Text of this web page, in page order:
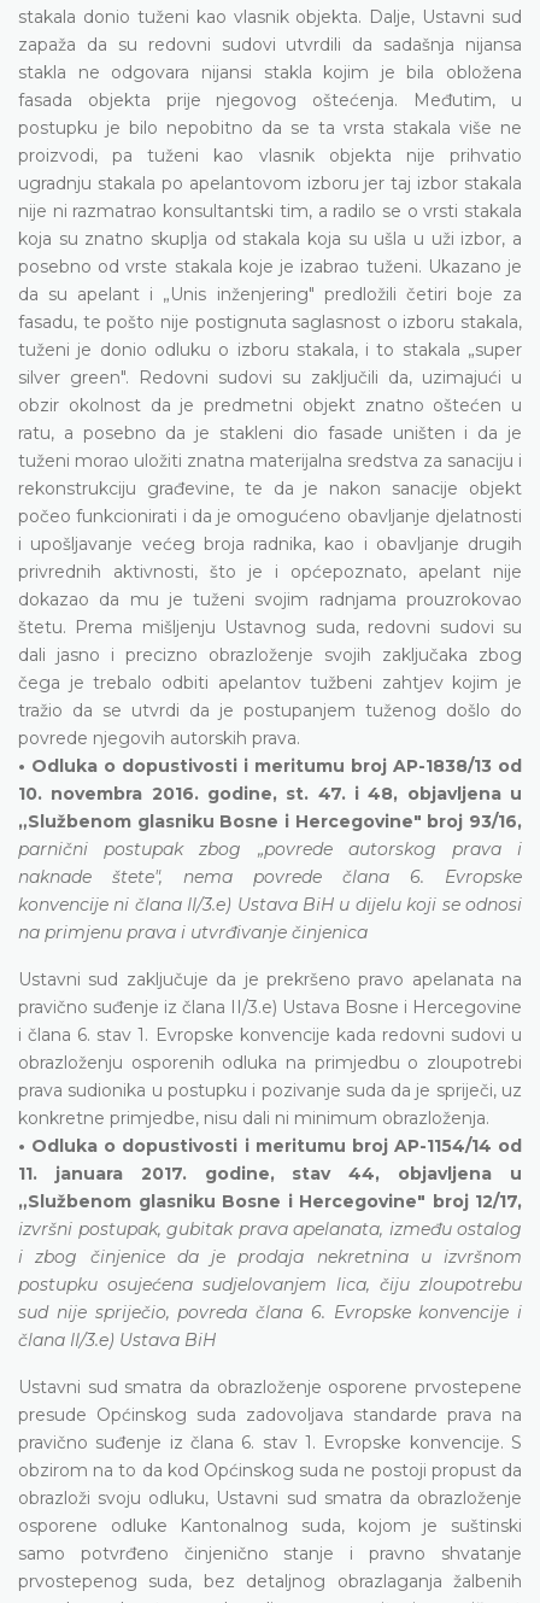
stakala donio tuženi kao vlasnik objekta. Dalje, Ustavni sud
zapaža da su redovni sudovi utvrdili da sadašnja nijansa
stakla ne odgovara nijansi stakla kojim je bila obložena
fasada objekta prije njegovog oštećenja. Međutim, u
postupku je bilo nepobitno da se ta vrsta stakala više ne
proizvodi, pa tuženi kao vlasnik objekta nije prihvatio
ugradnju stakala po apelantovom izboru jer taj izbor stakala
nije ni razmatrao konsultantski tim, a radilo se o vrsti stakala
koja su znatno skuplja od stakala koja su ušla u uži izbor, a
posebno od vrste stakala koje je izabrao tuženi. Ukazano je
da su apelant i „Unis inženjering" predložili četiri boje za
fasadu, te pošto nije postignuta saglasnost o izboru stakala,
tuženi je donio odluku o izboru stakala, i to stakala „super
silver green". Redovni sudovi su zaključili da, uzimajući u
obzir okolnost da je predmetni objekt znatno oštećen u
ratu, a posebno da je stakleni dio fasade uništen i da je
tuženi morao uložiti znatna materijalna sredstva za sanaciju i
rekonstrukciju građevine, te da je nakon sanacije objekt
počeo funkcionirati i da je omogućeno obavljanje djelatnosti
i upošljavanje većeg broja radnika, kao i obavljanje drugih
privrednih aktivnosti, što je i općepoznato, apelant nije
dokazao da mu je tuženi svojim radnjama prouzrokovao
štetu. Prema mišljenju Ustavnog suda, redovni sudovi su
dali jasno i precizno obrazloženje svojih zaključaka zbog
čega je trebalo odbiti apelantov tužbeni zahtjev kojim je
tražio da se utvrdi da je postupanjem tuženog došlo do
povrede njegovih autorskih prava.
• Odluka o dopustivosti i meritumu broj AP-1838/13 od
10. novembra 2016. godine, st. 47. i 48, objavljena u
„Službenom glasniku Bosne i Hercegovine" broj 93/16,
parnični postupak zbog „povrede autorskog prava i
naknade štete", nema povrede člana 6. Evropske
konvencije ni člana II/3.e) Ustava BiH u dijelu koji se odnosi
na primjenu prava i utvrđivanje činjenica
Ustavni sud zaključuje da je prekršeno pravo apelanata na
pravično suđenje iz člana II/3.e) Ustava Bosne i Hercegovine
i člana 6. stav 1. Evropske konvencije kada redovni sudovi u
obrazloženju osporenih odluka na primjedbu o zloupotrebi
prava sudionika u postupku i pozivanje suda da je spriječi, uz
konkretne primjedbe, nisu dali ni minimum obrazloženja.
• Odluka o dopustivosti i meritumu broj AP-1154/14 od
11. januara 2017. godine, stav 44, objavljena u
„Službenom glasniku Bosne i Hercegovine" broj 12/17,
izvršni postupak, gubitak prava apelanata, između ostalog
i zbog činjenice da je prodaja nekretnina u izvršnom
postupku osujećena sudjelovanjem lica, čiju zloupotrebu
sud nije spriječio, povreda člana 6. Evropske konvencije i
člana II/3.e) Ustava BiH
Ustavni sud smatra da obrazloženje osporene prvostepene
presude Općinskog suda zadovoljava standarde prava na
pravično suđenje iz člana 6. stav 1. Evropske konvencije. S
obzirom na to da kod Općinskog suda ne postoji propust da
obrazloži svoju odluku, Ustavni sud smatra da obrazloženje
osporene odluke Kantonalnog suda, kojom je suštinski
samo potvrđeno činjenično stanje i pravno shvatanje
prvostepenog suda, bez detaljnog obrazlaganja žalbenih